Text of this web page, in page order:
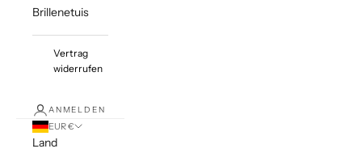
Brillenetuis
Vertrag
widerrufen
ANMELDEN
EUR €
Land